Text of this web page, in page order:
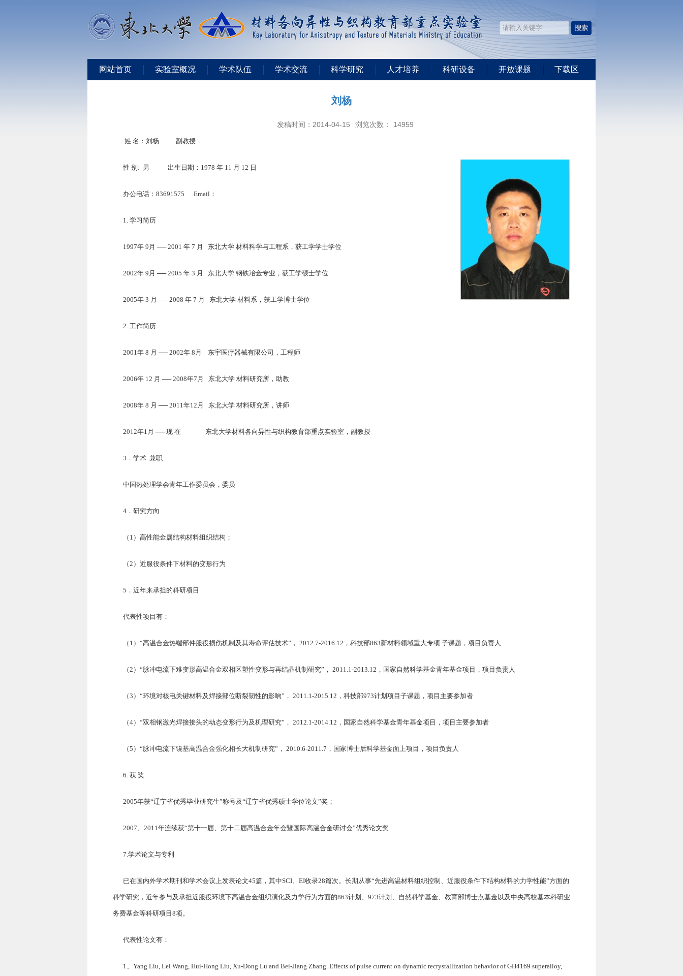
网站首页 实验室概况 学术队伍 学术交流 科学研究 人才培养 科研设备 开放课题 下载区
刘杨
发稿时间：2014-04-15 浏览次数： 14959
姓 名：刘杨 副教授
性 别 : 男 出生日期： 1978 年 11 月 12 日
办公电话： 83691575 Email ：
1. 学习简历
1997年 9月 ── 2001 年 7 月 东北大学 材料科学与工程系，获工学学士学位
2002年 9月 ── 2005 年 3 月 东北大学 钢铁冶金专业，获工学硕士学位
2005年 3 月 ── 2008 年 7 月 东北大学 材料系，获工学博士学位
2. 工作简历
2001年 8 月 ── 2002年 8月 东宇医疗器械有限公司，工程师
2006年 12 月 ── 2008年7月 东北大学 材料研究所，助教
2008年 8 月 ── 2011年12月 东北大学 材料研究所，讲师
2012年1月 ── 现 在 东北大学材料各向异性与织构教育部重点实验室，副教授
3 ．学术 兼职
中国热处理学会青年工作委员会，委员
4 ．研究方向
（1）高性能金属结构材料组织结构；
（2）近服役条件下材料的变形行为
5 ．近年来承担的科研项目
代表性项目有：
（1）“高温合金热端部件服役损伤机制及其寿命评估技术”， 2012.7-2016.12，科技部863新材料领域重大专项 子课题，项目负责人
（2）“脉冲电流下难变形高温合金双相区塑性变形与再结晶机制研究”， 2011.1-2013.12，国家自然科学基金青年基金项目，项目负责人
（3）“环境对核电关键材料及焊接部位断裂韧性的影响”， 2011.1-2015.12，科技部973计划项目子课题，项目主要参加者
（4）“双相钢激光焊接接头的动态变形行为及机理研究”， 2012.1-2014.12，国家自然科学基金青年基金项目，项目主要参加者
（5）“脉冲电流下镍基高温合金强化相长大机制研究”， 2010.6-2011.7，国家博士后科学基金面上项目，项目负责人
6. 获 奖
2005年获“辽宁省优秀毕业研究生”称号及“辽宁省优秀硕士学位论文”奖；
2007、2011年连续获“第十一届、第十二届高温合金年会暨国际高温合金研讨会”优秀论文奖
7.学术论文与专利
已在国内外学术期刊和学术会议上发表论文45篇，其中SCI、EI收录28篇次。长期从事“先进高温材料组织控制、近服役条件下结构材料的力学性能”方面的
科学研究，近年参与及承担近服役环境下高温合金组织演化及力学行为方面的863计划、973计划、自然科学基金、教育部博士点基金以及中央高校基本科研业
务费基金等科研项目8项。
代表性论文有：
1、Yang Liu, Lei Wang, Hui-Hong Liu, Xu-Dong Lu and Bei-Jiang Zhang. Effects of pulse current on dynamic recrystallization behavior of GH4169 superalloy,